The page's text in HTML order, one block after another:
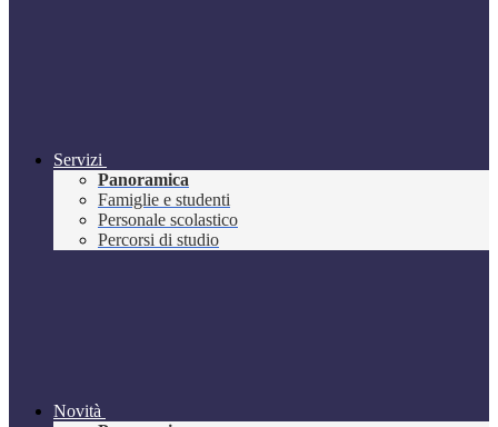
Servizi
Panoramica
Famiglie e studenti
Personale scolastico
Percorsi di studio
Novità